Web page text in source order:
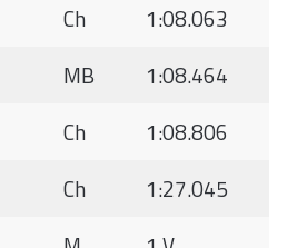
Ch
1:08.063
MB
1:08.464
Ch
1:08.806
Ch
1:27.045